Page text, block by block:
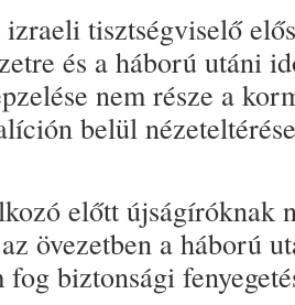
izraeli tisztségviselő
és a háború utáni
nem része a
belül
előtt újságíróknak
övezetben a háború
fog biztonsági